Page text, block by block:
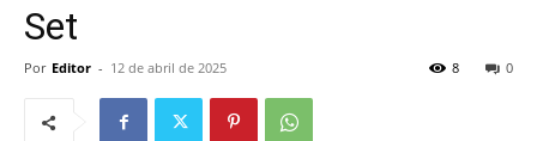
Set
Por Editor - 12 de abril de 2025 0
8